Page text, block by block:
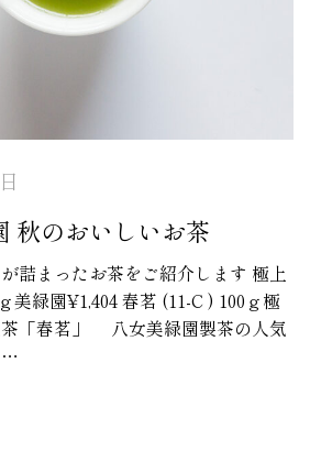
秋のおいしいお茶
詰まったお茶をご紹介します 極上
美緑園¥1,404 春茗 (11-C ) 100ｇ極
茶「春茗」 八女美緑園製茶の人気
…